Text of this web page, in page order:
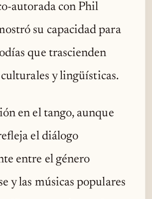
autorada con Phil
su capacidad para
que trascienden
y lingüísticas.
en el tango, aunque
el diálogo
entre el género
y las músicas populares